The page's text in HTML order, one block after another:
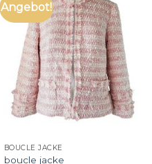
Angebot!
BOUCLE JACKE
boucle jacke